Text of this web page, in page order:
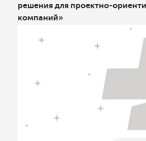
решения для проектно-
компаний»